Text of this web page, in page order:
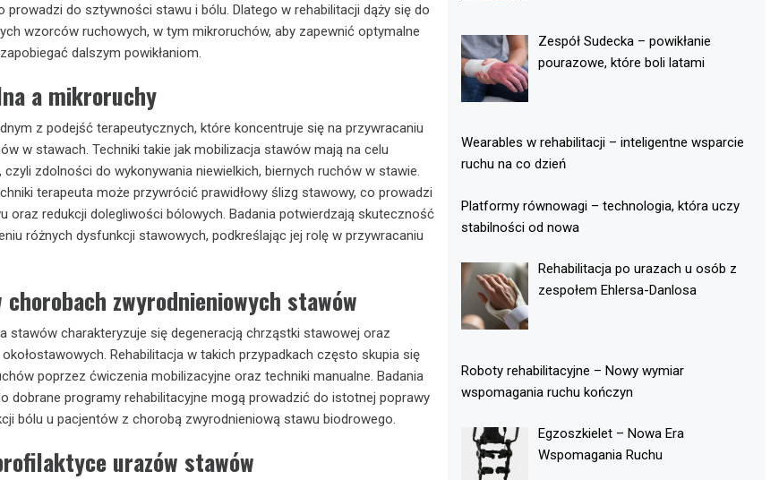
prowadzi do sztywności stawu i bólu. Dlatego w rehabilitacji dąży się do
wzorców ruchowych, w tym mikroruchów, aby zapewnić optymalne
dalszym powikłaniom.
a mikroruchy
z podejść terapeutycznych, które koncentruje się na przywracaniu
w stawach. Techniki takie jak mobilizacja stawów mają na celu
czyli zdolności do wykonywania niewielkich, biernych ruchów w stawie.
terapeuta może przywrócić prawidłowy ślizg stawowy, co prowadzi
oraz redukcji dolegliwości bólowych. Badania potwierdzają skuteczność
różnych dysfunkcji stawowych, podkreślając jej rolę w przywracaniu
zwyrodnieniowych stawów
stawów charakteryzuje się degeneracją chrząstki stawowej oraz
Rehabilitacja w takich przypadkach często skupia się
poprzez ćwiczenia mobilizacyjne oraz techniki manualne. Badania
dobrane programy rehabilitacyjne mogą prowadzić do istotnej poprawy
bólu u pacjentów z chorobą zwyrodnieniową stawu biodrowego.
urazów stawów
Zespół Sudecka – powikłanie
pourazowe, które boli latami
Wearables w rehabilitacji – inteligentne wsparcie
ruchu na co dzień
Platformy równowagi – technologia, która uczy
stabilności od nowa
Rehabilitacja po urazach u osób z
zespołem Ehlersa-Danlosa
Roboty rehabilitacyjne – Nowy wymiar
wspomagania ruchu kończyn
Egzoszkielet – Nowa Era
Wspomagania Ruchu